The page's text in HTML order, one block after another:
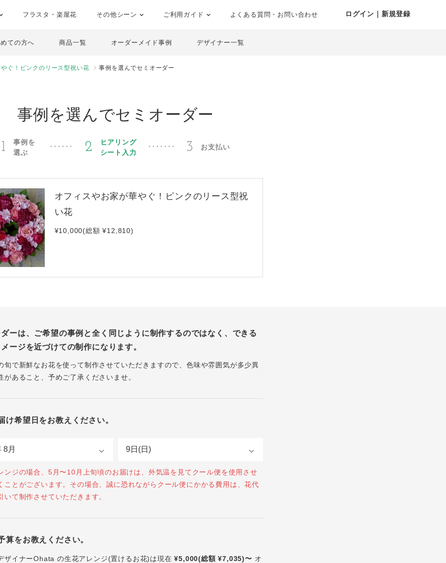
フラスタ・楽屋花 その他シーン ご利用ガイド よくある質問・お問い合わせ ログイン｜新規登録
ての方へ 商品一覧 オーダーメイド事例 デザイナー一覧
ぐ！ピンクのリース型祝い花 事例を選んでセミオーダー
事例を選んでセミオーダー
1
事例を
選ぶ
2
ヒアリング
シート入力
3 お支払い
オフィスやお家が華やぐ！ピンクのリース型祝
い花
¥10,000(総額 ¥12,810)
ーは、ご希望の事例と全く同じように制作するのではなく、できる
ージを近づけての制作になります。
旬で新鮮なお花を使って制作させていただきますので、色味や雰囲気が多少異
があること、予めご了承くださいませ。
け希望日をお教えください。
ンジの場合、5月〜10月上旬頃のお届けは、外気温を見てクール便を使用させ
ことがございます。その場合、誠に恐れながらクール便にかかる費用は、花代
いて制作させていただきます。
算をお教えください。
ザイナーOhata の生花アレンジ(置けるお花)は現在¥5,000(総額 ¥7,035)〜 オ